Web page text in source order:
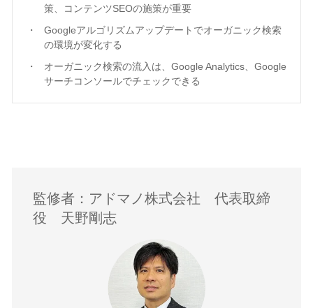
策、コンテンツSEOの施策が重要
Googleアルゴリズムアップデートでオーガニック検索
の環境が変化する
オーガニック検索の流入は、Google Analytics、Google
サーチコンソールでチェックできる
監修者：アドマノ株式会社 代表取締
役 天野剛志